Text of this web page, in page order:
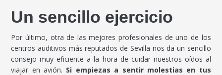
Un sencillo ejercicio
Por último, otra de las mejores profesionales de uno de los
centros auditivos más reputados de Sevilla nos da un sencillo
consejo muy eficiente a la hora de cuidar nuestros oídos al
viajar en avión. Si empiezas a sentir molestias en tus